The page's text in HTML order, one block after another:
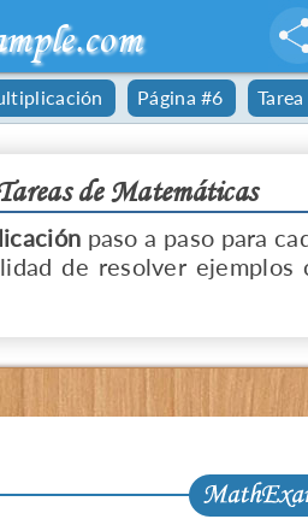
Página #6
de Matemáticas
paso a paso para
de resolver ejemplos